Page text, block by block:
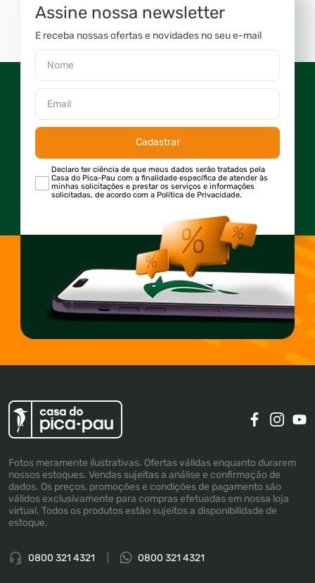
Assine nossa newsletter
E receba nossas ofertas e novidades no seu e-mail
Cadastrar
Declaro ter ciência de que meus dados serão tratados pela
Casa do Pica-Pau com a finalidade específica de atender às
minhas solicitações e prestar os serviços e informações
solicitadas, de acordo com a Política de Privacidade.
Fotos meramente ilustrativas. Ofertas válidas enquanto durarem
nossos estoques. Vendas sujeitas a análise e confirmação de
dados. Os preços, promoções e condições de pagamento são
válidos exclusivamente para compras efetuadas em nossa loja
virtual. Todos os produtos estão sujeitos a disponibilidade de
estoque.
0800 321 4321 0800 321 4321